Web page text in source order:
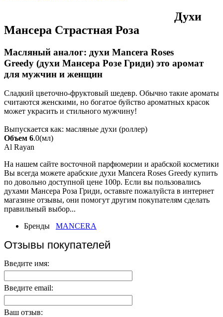
Духи
Мансера Страстная Роза
Масляный аналог: духи Mancera Roses
Greedy (духи Мансера Розе Гриди) это аромат
для мужчин и женщин
Сладкий цветочно-фруктовый шедевр. Обычно такие ароматы
считаются женскими, но богатое буйство ароматных красок
может украсить и стильного мужчину!
Выпускается как: масляные духи (роллер)
Объем 6.0(мл)
Al Rayan
На нашем сайте восточной парфюмерии и арабской косметики
Вы всегда можете арабские духи Mancera Roses Greedy купить
по довольно доступной цене 100р. Если вы пользовались
духами Мансера Роза Гриди, оставьте пожалуйста в интернет
магазине отзывы, они помогут другим покупателям сделать
правильный выбор...
Бренды
MANCERA
Отзывы покупателей
Введите имя:
Введите email:
Ваш отзыв: